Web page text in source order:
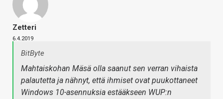
Zetteri
6.4.2019
BitByte
Mahtaiskohan Mäsä olla saanut sen verran vihaista
palautetta ja nähnyt, että ihmiset ovat puukottaneet
Windows 10-asennuksia estääkseen WUP:n